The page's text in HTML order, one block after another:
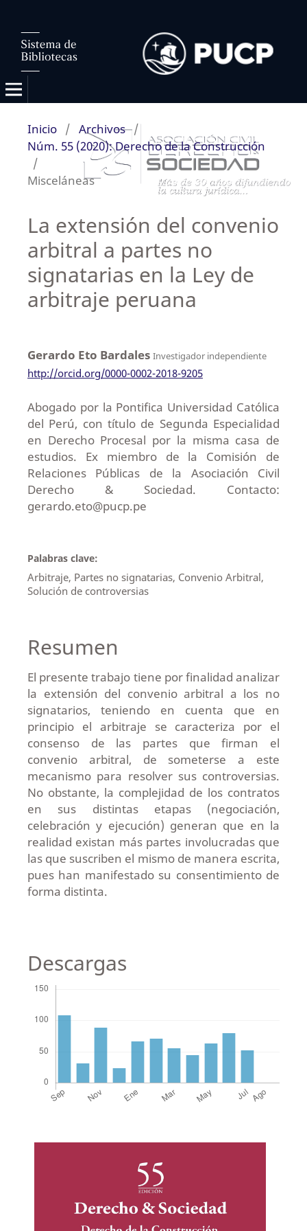
Inicio / Archivos /
Núm. 55 (2020): Derecho de la Construcción
/
Misceláneas
La extensión del convenio
arbitral a partes no
signatarias en la Ley de
arbitraje peruana
Gerardo Eto Bardales Investigador independiente
http://orcid.org/0000-0002-2018-9205
Abogado por la Pontifica Universidad Católica
del Perú, con título de Segunda Especialidad
en Derecho Procesal por la misma casa de
estudios. Ex miembro de la Comisión de
Relaciones Públicas de la Asociación Civil
Derecho & Sociedad. Contacto:
gerardo.eto@pucp.pe
Palabras clave:
Arbitraje, Partes no signatarias, Convenio Arbitral,
Solución de controversias
Resumen
El presente trabajo tiene por finalidad analizar
la extensión del convenio arbitral a los no
signatarios, teniendo en cuenta que en
principio el arbitraje se caracteriza por el
consenso de las partes que firman el
convenio arbitral, de someterse a este
mecanismo para resolver sus controversias.
No obstante, la complejidad de los contratos
en sus distintas etapas (negociación,
celebración y ejecución) generan que en la
realidad existan más partes involucradas que
las que suscriben el mismo de manera escrita,
pues han manifestado su consentimiento de
forma distinta.
Descargas